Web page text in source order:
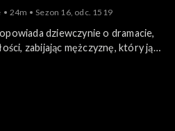
24m Sezon 16, odc. 1519
dziewczynie o dramacie,
zabijając mężczyznę, który ją
się przed Zwoleńską i